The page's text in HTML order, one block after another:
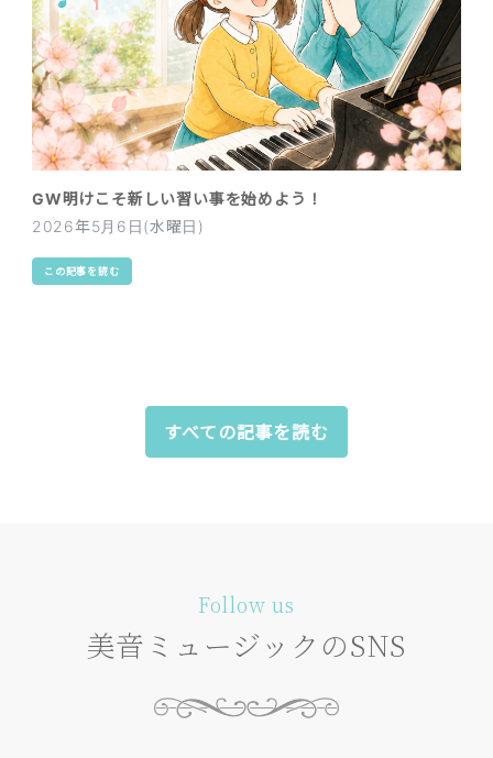
GW明けこそ新しい習い事を始めよう！
2026年5月6日(水曜日)
この記事を読む
すべての記事を読む
Follow us
美音ミュージックのSNS